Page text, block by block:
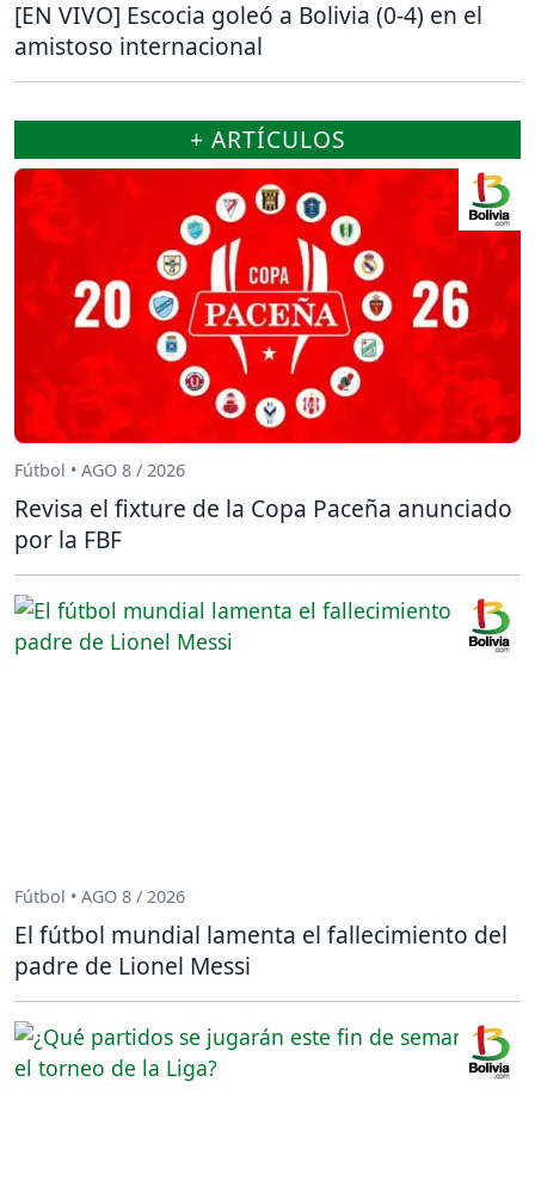
[EN VIVO] Escocia goleó a Bolivia (0-4) en el
amistoso internacional
+ ARTÍCULOS
Fútbol • AGO 8 / 2026
Revisa el fixture de la Copa Paceña anunciado
por la FBF
Fútbol • AGO 8 / 2026
El fútbol mundial lamenta el fallecimiento del
padre de Lionel Messi